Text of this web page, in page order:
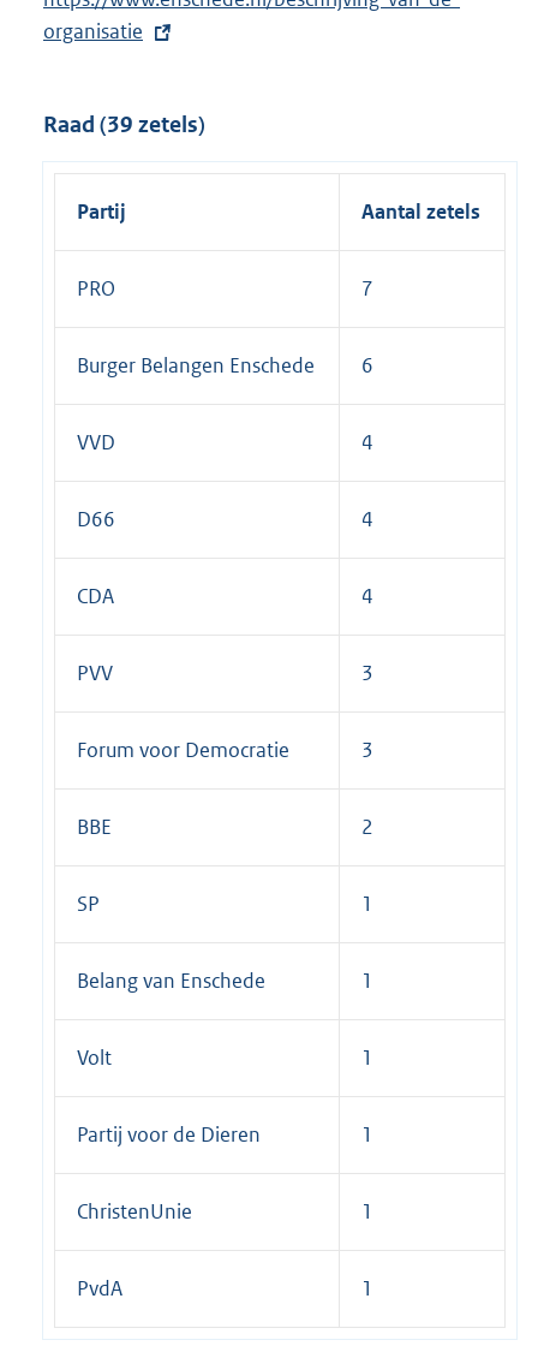
x
r
n
organisatie
Raad (39 zetels)
Partij Aantal zetels
PRO 7
Burger Belangen Enschede 6
VVD 4
D66 4
CDA 4
PVV 3
Forum voor Democratie 3
BBE 2
SP 1
Belang van Enschede 1
Volt 1
Partij voor de Dieren 1
ChristenUnie 1
PvdA 1